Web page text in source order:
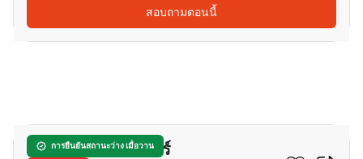
สอบถามตอนนี้
การยืนยันสถานะว่าง เมื่อวาน
โอเรียลเต็ล ทาวเวอร์